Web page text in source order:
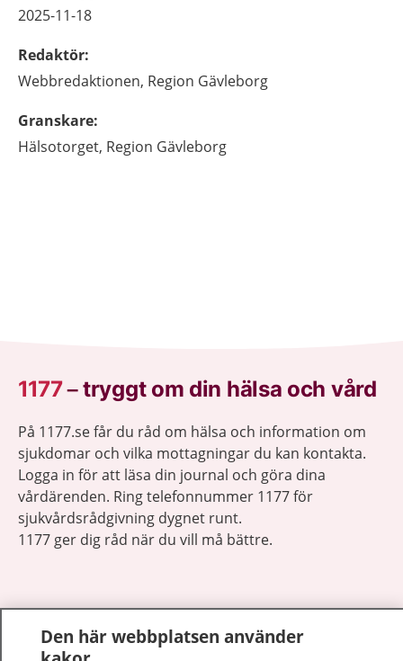
2025-11-18
Redaktör:
Webbredaktionen, Region Gävleborg
Granskare:
Hälsotorget, Region Gävleborg
1177–tryggt om din hälsa och vård
På 1177.se får du råd om hälsa och information om
sjukdomar och vilka mottagningar du kan kontakta.
Logga in för att läsa din journal och göra dina
vårdärenden. Ring telefonnummer 1177 för
sjukvårdsrådgivning dygnet runt.
1177 ger dig råd när du vill må bättre.
Den här webbplatsen använder